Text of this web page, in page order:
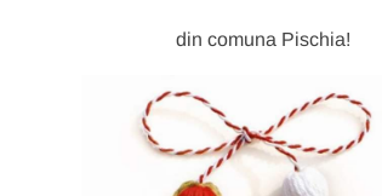
din comuna Pischia!